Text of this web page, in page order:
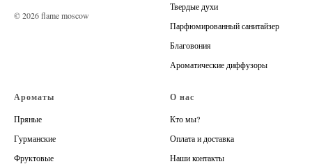
© 2026 flame moscow
Твердые духи
Парфюмированный санитайзер
Благовония
Ароматические диффузоры
Ароматы
Пряные
Гурманские
Фруктовые
О нас
Кто мы?
Оплата и доставка
Наши контакты